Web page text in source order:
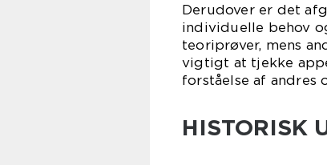
Derudover er det
individuelle behov
teoriprøver, mens
vigtigt at tjekke
forståelse af andres
HISTORISK